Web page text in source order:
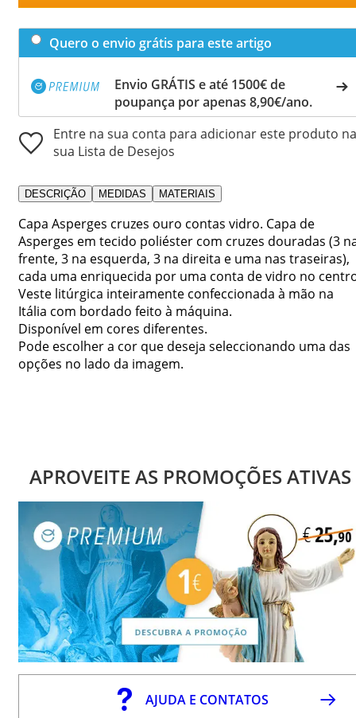
Quero o envio grátis para este artigo
Envio GRÁTIS e até 1500€ de
poupança por apenas 8,90€/ano.
Entre na sua conta para adicionar este produto na
sua Lista de Desejos
DESCRIÇÃO MEDIDAS MATERIAIS
Capa Asperges cruzes ouro contas vidro. Capa de
Asperges em tecido poliéster com cruzes douradas (3
frente, 3 na esquerda, 3 na direita e uma nas traseiras),
cada uma enriquecida por uma conta de vidro no
Veste litúrgica inteiramente confeccionada à mão na
Itália com bordado feito à máquina.
Disponível em cores diferentes.
Pode escolher a cor que deseja seleccionando uma das
opções no lado da imagem.
APROVEITE AS PROMOÇÕES ATIVAS
AJUDA E CONTATOS